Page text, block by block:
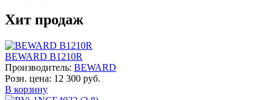
Хит продаж
BEWARD B1210R
Производитель: BEWARD
Розн. цена: 12 300 руб.
В корзину